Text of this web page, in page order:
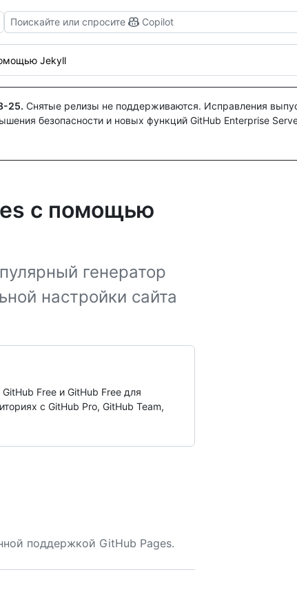
Поискайте или спросите Copilot
Jekyll
25. Снятые релизы не поддерживаются. Исправления
безопасности и новых функций GitHub Enterprise
с помощью
генератор
настройки сайта
Free и GitHub Free для
с GitHub Pro, GitHub Team,
поддержкой GitHub Pages.